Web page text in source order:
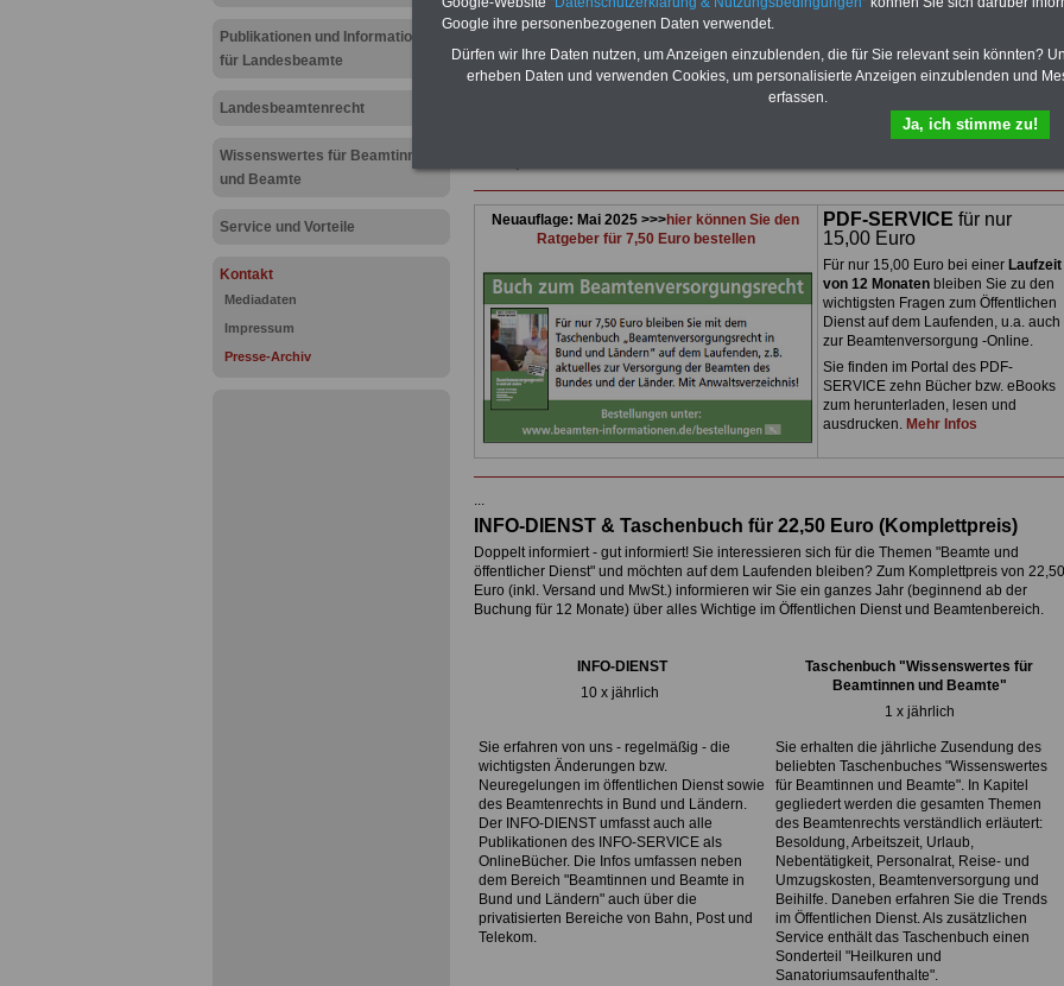
Publikationen und Informationen
für Landesbeamte
Landesbeamtenrecht
Wissenswertes für Beamtinnen
und Beamte
Service und Vorteile
Kontakt
Mediadaten
Impressum
Presse-Archiv
.
Presse-Informationen zum öffentlichen Dienst
Buchstabe X
Neuauflage: Mai 2025 >>>hier können Sie den
Ratgeber für 7,50 Euro bestellen
PDF-SERVICE für nur
15,00 Euro
Für nur 15,00 Euro bei einer Laufzeit
von 12 Monatenbleiben Sie zu den
wichtigsten Fragen zum Öffentlichen
Dienst auf dem Laufenden, u.a. auch
zur Beamtenversorgung -Online.
Sie finden im Portal des PDF-
SERVICE zehn Bücher bzw. eBooks
zum herunterladen, lesen und
ausdrucken. Mehr Infos
...
INFO-DIENST & Taschenbuch für 22,50 Euro (Komplettpreis)
Doppelt informiert - gut informiert! Sie interessieren sich für die Themen "Beamte und
öffentlicher Dienst" und möchten auf dem Laufenden bleiben? Zum Komplettpreis von 22,50
Euro (inkl. Versand und MwSt.) informieren wir Sie ein ganzes Jahr (beginnend ab der
Buchung für 12 Monate) über alles Wichtige im Öffentlichen Dienst und Beamtenbereich.
INFO-DIENST
10 x jährlich
Taschenbuch "Wissenswertes für
Beamtinnen und Beamte"
1 x jährlich
Sie erfahren von uns - regelmäßig - die
wichtigsten Änderungen bzw.
Neuregelungen im öffentlichen Dienst sowie
des Beamtenrechts in Bund und Ländern.
Der INFO-DIENST umfasst auch alle
Publikationen des INFO-SERVICE als
OnlineBücher. Die Infos umfassen neben
dem Bereich "Beamtinnen und Beamte in
Bund und Ländern" auch über die
privatisierten Bereiche von Bahn, Post und
Telekom.
Sie erhalten die jährliche Zusendung des
beliebten Taschenbuches "Wissenswertes
für Beamtinnen und Beamte". In Kapitel
gegliedert werden die gesamten Themen
des Beamtenrechts verständlich erläutert:
Besoldung, Arbeitszeit, Urlaub,
Nebentätigkeit, Personalrat, Reise- und
Umzugskosten, Beamtenversorgung und
Beihilfe. Daneben erfahren Sie die Trends
im Öffentlichen Dienst. Als zusätzlichen
Service enthält das Taschenbuch einen
Sonderteil "Heilkuren und
Sanatoriumsaufenthalte".
Google ihre personenbezogenen Daten verwendet.
Dürfen wir Ihre Daten nutzen, um Anzeigen einzublenden, die für Sie relevant sein könnten?
erheben Daten und verwenden Cookies, um personalisierte Anzeigen einzublenden und
erfassen.
Ja, ich stimme zu!